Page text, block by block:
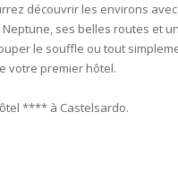
découvrir les environs
Neptune, ses belles routes et
le souffle ou tout
votre premier hôtel.
**** à Castelsardo.